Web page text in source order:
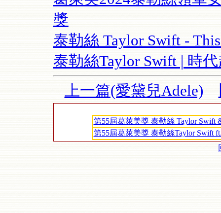
獎
泰勒絲 Taylor Swift -
泰勒絲Taylor Swift | 時
上一篇(愛黛兒Adele)
第55屆葛萊美獎 泰勒絲 Taylor Swift
第55屆葛萊美獎 泰勒絲Taylor Swift ft.